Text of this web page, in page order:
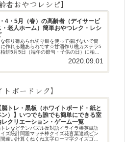
者おやつレシピ】
4・5月（春）の高齢者（デイサービ
・老人ホーム）簡単おやつレク・レシ
祭り雛あられ切り餅を使って揚げないで簡
に作れる雛あられです☆甘酒作り桃カステラ5
柏餅5月5日（端午の節句・子供の日）に柏餅
）にちまき作りです☆ほうじ茶プリン抹茶パ
2020.09.01
トボードレク】
脳トレ・黒板（ホワイトボード・紙と
ン）】いつでも誰でも簡単にできる室
レクリエーション・ゲーム一覧
トレなどテンパズル反対語イライラ棒英単語
イズ統計問題マッチ棒クイズ花言葉達成ビン
間違い計算くねくね文字ローマ字クイズゴロ